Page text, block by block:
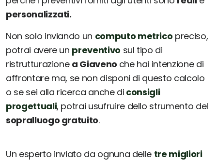
personalizzati.
Non solo inviando un computo metrico preciso,
potrai avere un preventivo sul tipo di
ristrutturazione a Giaveno che hai intenzione di
affrontare ma, se non disponi di questo calcolo
o se sei alla ricerca anche di consigli
progettuali, potrai usufruire dello strumento del
sopralluogo gratuito.
Un esperto inviato da ognuna delle tre migliori